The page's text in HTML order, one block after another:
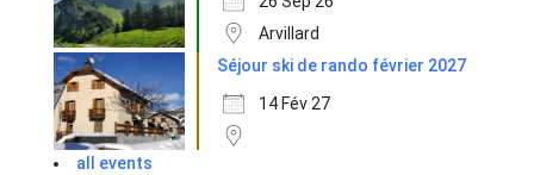
Arvillard
Séjour ski de rando février 2027
14 Fév 27
all events